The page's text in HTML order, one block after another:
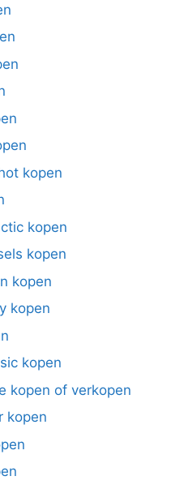
kopen
kopen
kopen
kopen
kopen
kopen
kopen of verkopen
kopen